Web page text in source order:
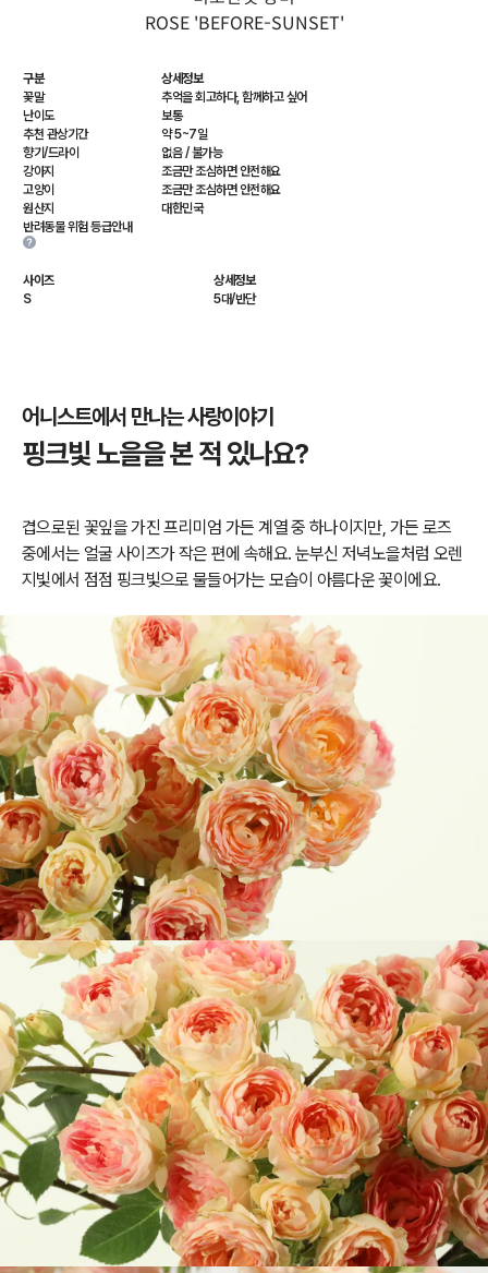
ROSE 'BEFORE-SUNSET'
구분
상세정보
꽃말
추억을 회고하다, 함께하고 싶어
난이도
보통
추천 관상기간
약 5~7일
향기/드라이
없음 / 불가능
강아지
조금만 조심하면 안전해요
고양이
조금만 조심하면 안전해요
원산지
대한민국
반려동물 위험 등급안내
사이즈
상세정보
S
5대/반단
어니스트에서 만나는 사랑이야기
핑크빛 노을을 본 적 있나요?
겹으로된 꽃잎을 가진 프리미엄 가든 계열 중 하나이지만, 가든 로즈
중에서는 얼굴 사이즈가 작은 편에 속해요. 눈부신 저녁노을처럼 오렌
지빛에서 점점 핑크빛으로 물들어가는 모습이 아름다운 꽃이에요.